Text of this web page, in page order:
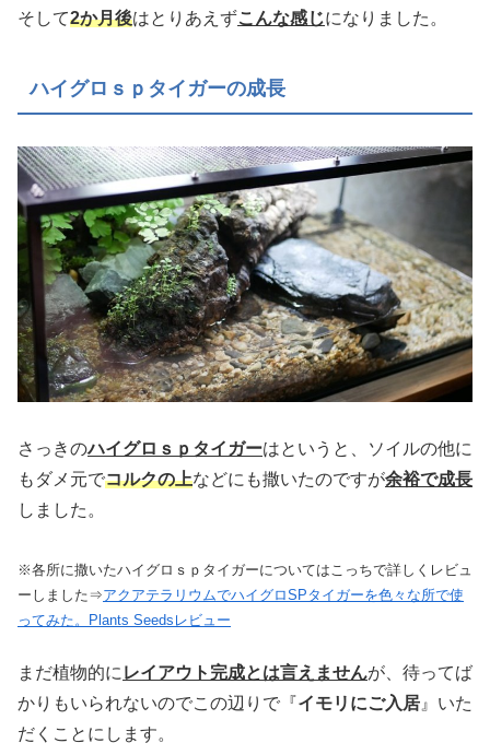
そして2か月後はとりあえずこんな感じになりました。
ハイグロｓｐタイガーの成長
さっきのハイグロｓｐタイガーはというと、ソイルの他に
もダメ元でコルクの上などにも撒いたのですが余裕で成長
しました。
※各所に撒いたハイグロｓｐタイガーについてはこっちで詳しくレビュ
ーしました⇒アクアテラリウムでハイグロSPタイガーを色々な所で使
ってみた。Plants Seedsレビュー
まだ植物的に レイアウト完成とは言えませんが、待ってば
かりもいられないのでこの辺りで『イモリにご入居 』いた
だくことにします。